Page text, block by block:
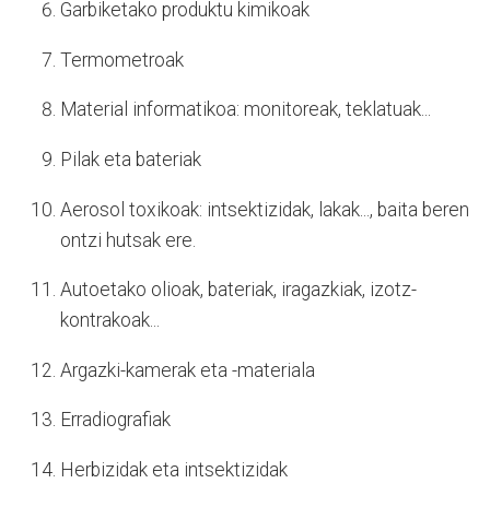
Garbiketako produktu kimikoak
Termometroak
Material informatikoa: monitoreak, teklatuak...
Pilak eta bateriak
Aerosol toxikoak: intsektizidak, lakak..., baita beren
ontzi hutsak ere.
Autoetako olioak, bateriak, iragazkiak, izotz-
kontrakoak...
Argazki-kamerak eta -materiala
Erradiografiak
Herbizidak eta intsektizidak